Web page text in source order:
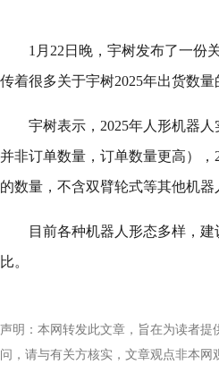
1月22日晚，宇树发布了一份
传着很多关于宇树2025年出货数
宇树表示，2025年人形机器
并非订单数量，订单数量更高）
的数量，不含双臂轮式等其他机器
目前各种机器人形态多样，
比。
声明：本网转发此文章，旨在为读者
问，请与有关方核实，文章观点非本网